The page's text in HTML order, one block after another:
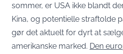
sommer, er USA ikke blandt
Kina, og potentielle straftolde
gør det aktuelt for dyrt at
amerikanske marked. Den